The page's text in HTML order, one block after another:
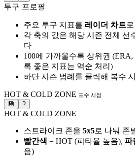
투구 프로필
주요 투구 지표를 레이더 차트
각 축의 값은 해당 시즌 전체 선
다
100에 가까울수록 상위권
록 좋은 지표는 역순 처리)
하단 시즌 범례를 클릭해 복수
HOT & COLD ZONE 포수 시점
💾 ?
HOT & COLD ZONE
스트라이크 존을 5x5로 나눠 존
빨간색 = HOT (피타율 높음), 파
음)